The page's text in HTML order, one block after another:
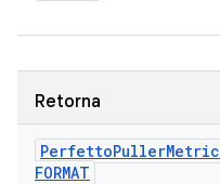
Retorna
PerfettoPullerMetric
FORMAT